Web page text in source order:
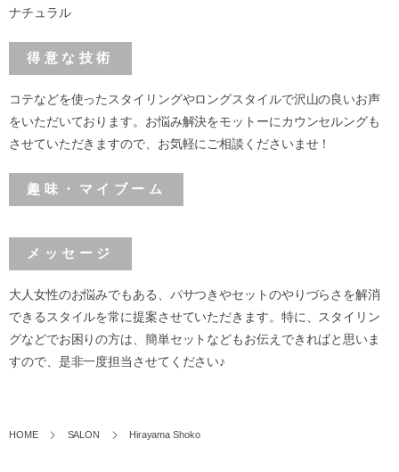
ナチュラル
得意な技術
コテなどを使ったスタイリングやロングスタイルで沢山の良いお声
をいただいております。お悩み解決をモットーにカウンセルングも
させていただきますので、お気軽にご相談くださいませ！
趣味・マイブーム
メッセージ
大人女性のお悩みでもある、パサつきやセットのやりづらさを解消
できるスタイルを常に提案させていただきます。特に、スタイリン
グなどでお困りの方は、簡単セットなどもお伝えできればと思いま
すので、是非一度担当させてください♪
HOME SALON Hirayama Shoko